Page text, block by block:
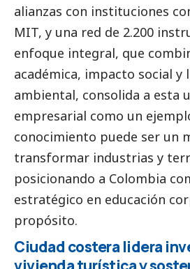
alianzas con instituciones
MIT, y una red de 2.200
enfoque integral, que
académica, impacto social y
ambiental, consolida a esta
empresarial como un
conocimiento puede ser un
transformar industrias y
posicionando a Colombia
estratégico en educación
propósito.
Ciudad costera lidera